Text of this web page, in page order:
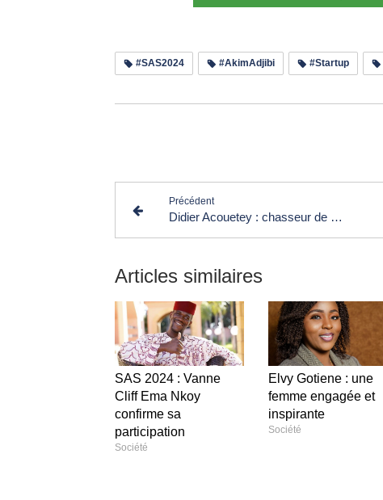
#SAS2024 #AkimAdjibi #Startup
Précédent
Didier Acouetey : chasseur de talents en Afrique
Articles similaires
SAS 2024 : Vanne
Cliff Ema Nkoy
confirme sa
participation
Société
Elvy Gotiene : une
femme engagée et
inspirante
Société